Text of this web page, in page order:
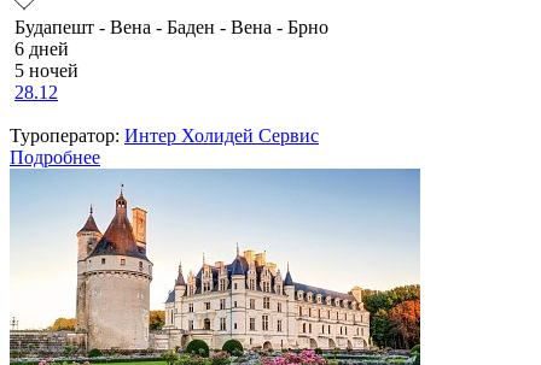
Будапешт - Вена - Баден - Вена - Брно
6 дней
5 ночей
28.12
Туроператор: Интер Холидей Сервис
Подробнее